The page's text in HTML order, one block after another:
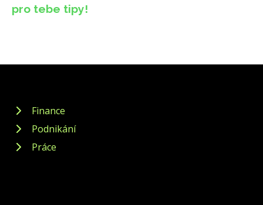
pro tebe tipy!
Finance
Podnikání
Práce